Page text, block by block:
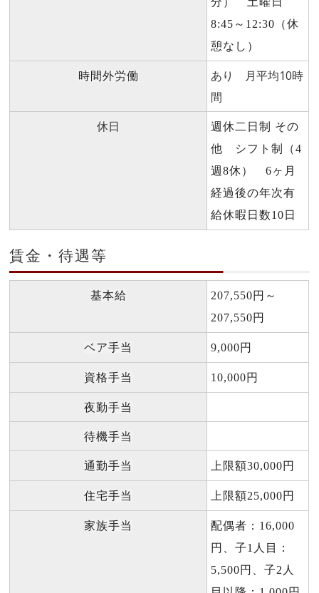
8:45～12:30（休
憩なし）
時間外労働
あり 月平均10時
間
休日
週休二日制 その
他 シフト制（4
週8休） 6ヶ月
経過後の年次有
給休暇日数10日
賃金・待遇等
基本給
207,550円～
207,550円
ベア手当 9,000円
資格手当 10,000円
夜勤手当
待機手当
通勤手当 上限額30,000円
住宅手当 上限額25,000円
家族手当
配偶者：16,000
円、子1人目：
5,500円、子2人